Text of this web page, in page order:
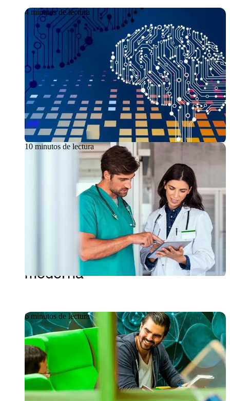
4 minutos de lectura
Artículo 08/06/2026
La IA generativa en el ámbito
laboral
10 minutos de lectura
08/06/2026
Del diagnóstico al tratamiento:
el papel de la inteligencia
artificial en la medicina
moderna
6 minutos de lectura
Artículo 08/06/2026
GetDevelop: Aplicaciones en